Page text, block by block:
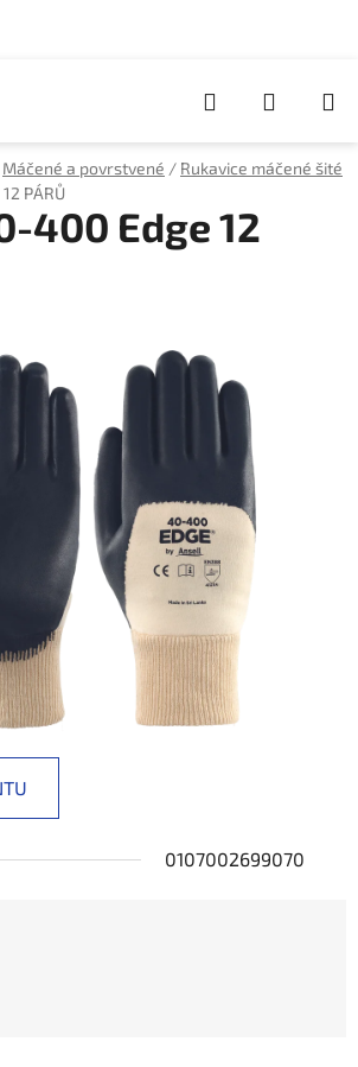
Hledat
KOŠÍK
Máčené a povrstvené / Rukavice máčené šité
PÁRŮ
0107002699070
400 Edge 12